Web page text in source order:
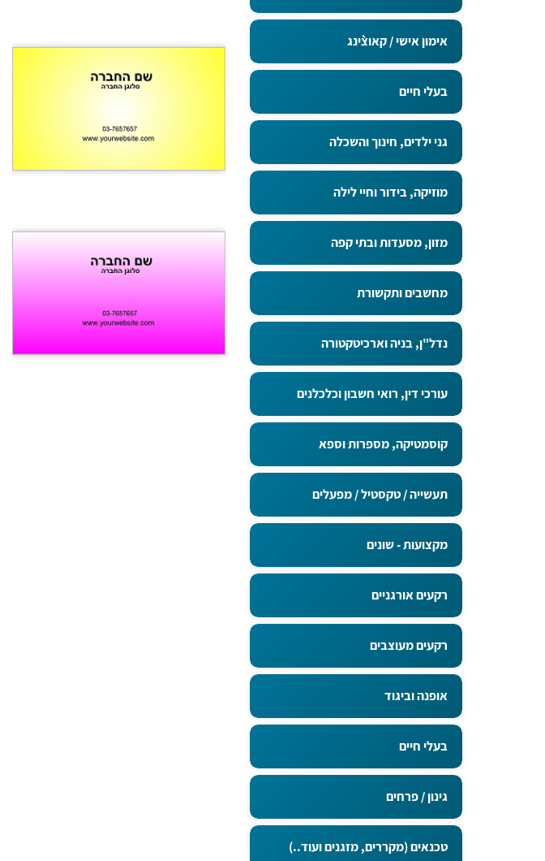
אימון אישי / קאוצ`ינג
בעלי חיים
גני ילדים, חינוך והשכלה
מוזיקה, בידור וחיי לילה
מזון, מסעדות ובתי קפה
מחשבים ותקשורת
נדל"ן, בניה וארכיטקטורה
עורכי דין, רואי חשבון וכלכלנים
קוסמטיקה, מספרות וספא
תעשייה / טקסטיל / מפעלים
מקצועות - שונים
רקעים אורגניים
רקעים מעוצבים
אופנה וביגוד
בעלי חיים
גינון / פרחים
טכנאים (מקררים, מזגנים ועוד..)